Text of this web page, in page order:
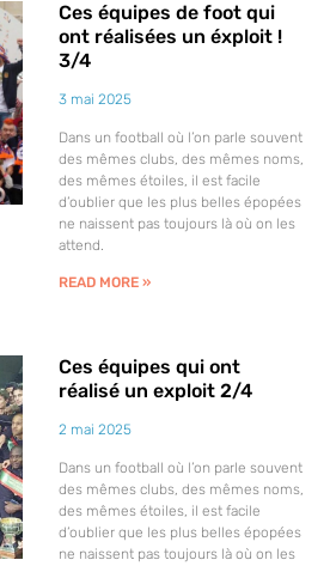
Ces équipes de foot qui
ont réalisées un éxploit !
3/4
3 mai 2025
Dans un football où l’on parle souvent
des mêmes clubs, des mêmes noms,
des mêmes étoiles, il est facile
d’oublier que les plus belles épopées
ne naissent pas toujours là où on les
attend.
READ MORE »
Ces équipes qui ont
réalisé un exploit 2/4
2 mai 2025
Dans un football où l’on parle souvent
des mêmes clubs, des mêmes noms,
des mêmes étoiles, il est facile
d’oublier que les plus belles épopées
ne naissent pas toujours là où on les